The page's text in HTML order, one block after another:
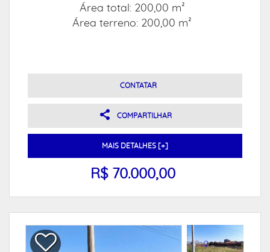
Área total: 200,00 m²
Área terreno: 200,00 m²
CONTATAR
COMPARTILHAR
MAIS DETALHES [+]
R$ 70.000,00